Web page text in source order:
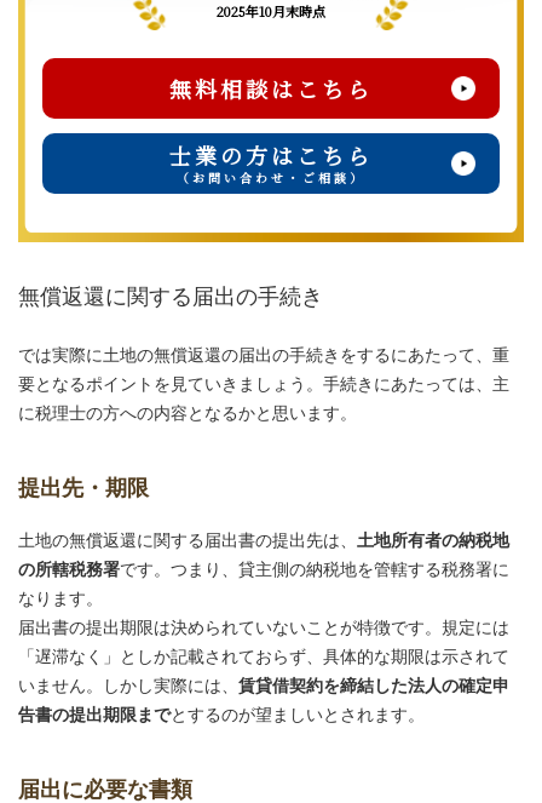
2025年10月末時点
無料相談はこちら
士業の方はこちら
（お問い合わせ・ご相談）
無償返還に関する届出の手続き
では実際に土地の無償返還の届出の手続きをするにあたって、重
要となるポイントを見ていきましょう。手続きにあたっては、主
に税理士の方への内容となるかと思います。
提出先・期限
土地の無償返還に関する届出書の提出先は、 土地所有者の納税地
の所轄税務署です。つまり、貸主側の納税地を管轄する税務署に
なります。
届出書の提出期限は決められていないことが特徴です。規定には
「遅滞なく」としか記載されておらず、具体的な期限は示されて
いません。しかし実際には、 賃貸借契約を締結した法人の確定申
告書の提出期限までとするのが望ましいとされます。
届出に必要な書類